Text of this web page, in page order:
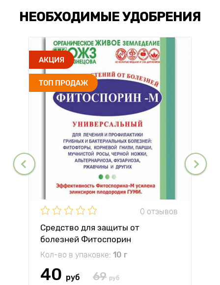
НЕОБХОДИМЫЕ УДОБРЕНИЯ
АКЦИЯ
ТОП ПРОДАЖ
0 отзывов
Средство для защиты от
болезней Фитоспорин
Кол-во в упаковке: 10 г
40 руб 69 руб